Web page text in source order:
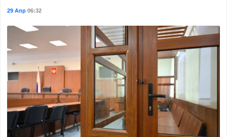
29 Апр06:32